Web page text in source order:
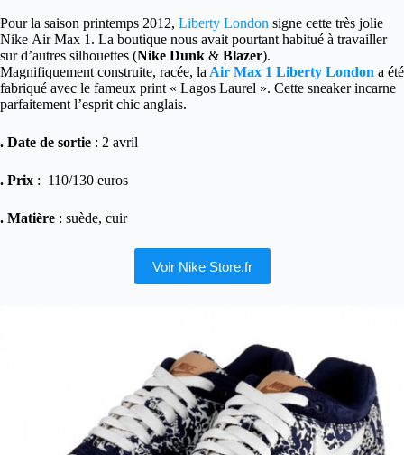
Pour la saison printemps 2012, Liberty London signe cette très jolie
Nike Air Max 1. La boutique nous avait pourtant habitué à travailler
sur d’autres silhouettes (Nike Dunk & Blazer).
Magnifiquement construite, racée, la Air Max 1 Liberty London a été
fabriqué avec le fameux print « Lagos Laurel ». Cette sneaker incarne
parfaitement l’esprit chic anglais.
. Date de sortie : 2 avril
. Prix : 110/130 euros
. Matière : suède, cuir
Voir Nike Store.fr